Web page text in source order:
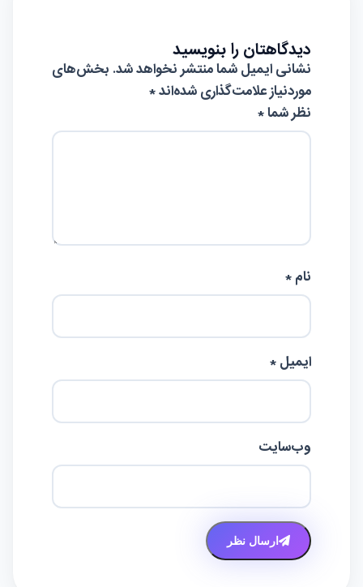
دیدگاهتان را بنویسید
نشانی ایمیل شما منتشر نخواهد شد. بخش‌های
موردنیاز علامت‌گذاری شده‌اند*
نظر شما *
نام *
ایمیل *
وب‌سایت
ارسال نظر